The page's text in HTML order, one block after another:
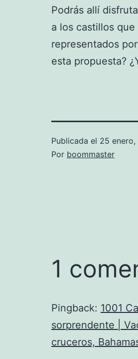
Podrás allí
a los castillos
representados
esta propuesta?
Publicada el 25 enero,
Por boommaster
1
Pingback: 1001
sorprendente |
cruceros,